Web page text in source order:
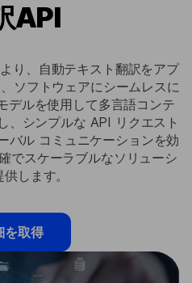
API
り、自動テキスト翻訳をアプ
ソフトウェアにシームレスに
デルを使用して多言語コンテ
、シンプルな API リクエスト
バル コミュニケーションを効
でスケーラブルなソリューシ
します。
を取得